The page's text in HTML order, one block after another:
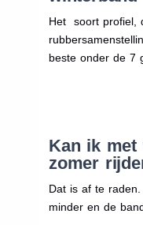
Het soort profiel,
beste onder de 7
Kan ik met
zomer
Dat is af te
minder en de